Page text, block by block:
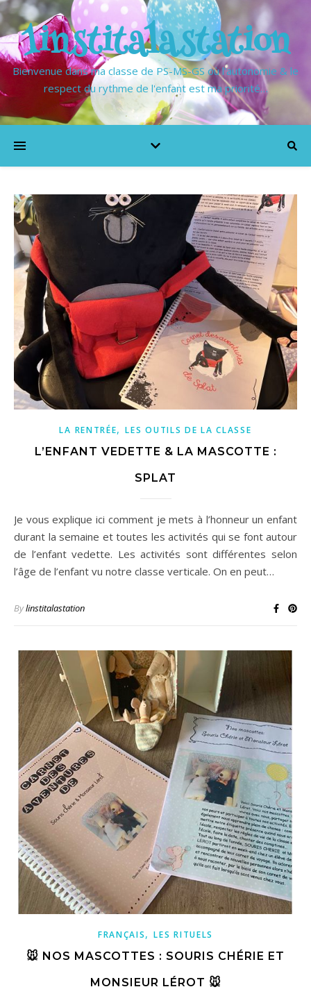
1institalastation
Bienvenue dans ma classe de PS-MS-GS où l'autonomie & le
respect du rythme de l'enfant est ma priorité…
LA RENTRÉE,LES OUTILS DE LA CLASSE
L’ENFANT VEDETTE & LA MASCOTTE :
SPLAT
Je vous explique ici comment je mets à l’honneur un enfant
durant la semaine et toutes les activités qui se font autour
de l’enfant vedette. Les activités sont différentes selon
l’âge de l’enfant vu notre classe verticale. On en peut…
Bylinstitalastation
FRANÇAIS,LES RITUELS
🐭 NOS MASCOTTES : SOURIS CHÉRIE ET
MONSIEUR LÉROT 🐭